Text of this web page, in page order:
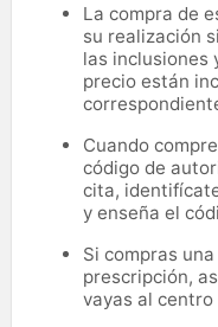
La compra de
su realización
las inclusiones
precio están
Cuando
código de
cita,
y enseña el
Si compras
prescripción,
vayas al centro